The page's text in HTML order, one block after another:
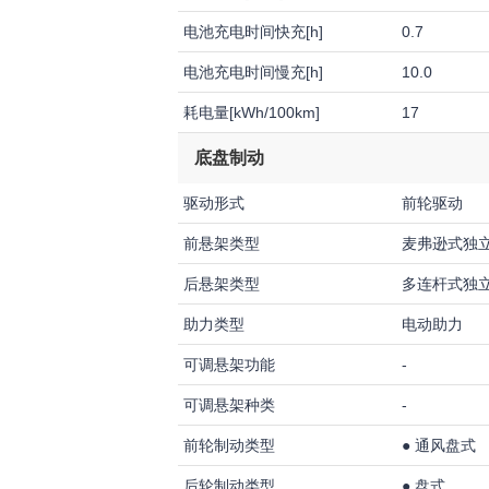
电池充电时间快充[h] 0.7
电池充电时间慢充[h] 10.0
耗电量[kWh/100km] 17
底盘制动
驱动形式 前轮驱动
前悬架类型 麦弗逊式独
后悬架类型 多连杆式独
助力类型 电动助力
可调悬架功能 -
可调悬架种类 -
前轮制动类型 ● 通风盘式